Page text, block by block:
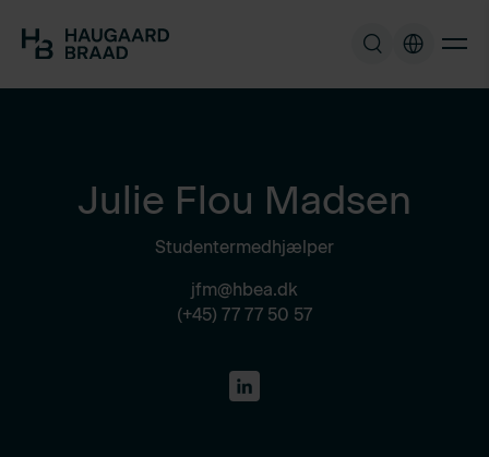
Julie Flou Madsen
Studentermedhjælper
jfm@hbea.dk
(+45) 77 77 50 57